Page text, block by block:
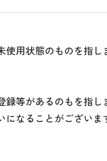
用状態のものを指し
等があるのもを指し
なることがございま